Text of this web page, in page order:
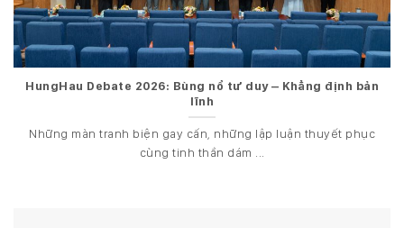
HungHau Debate 2026: Bùng nổ tư duy – Khẳng định bản
lĩnh
Những màn tranh biện gay cấn, những lập luận thuyết phục
cùng tinh thần dám ...